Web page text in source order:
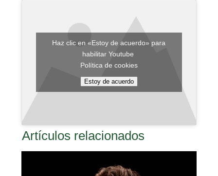
Haz clic en «Estoy de acuerdo» para
habilitar Youtube
Política de cookies
Estoy de acuerdo
Artículos relacionados